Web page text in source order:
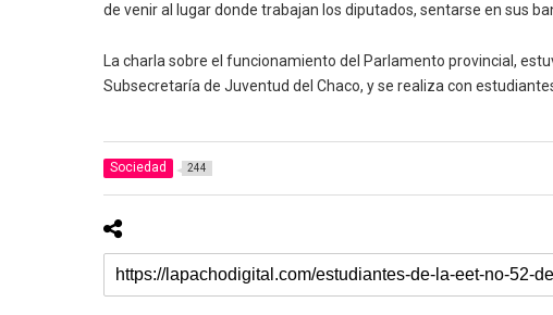
de venir al lugar donde trabajan los diputados, sentarse en sus
La charla sobre el funcionamiento del Parlamento provincial,
Subsecretaría de Juventud del Chaco, y se realiza con
Sociedad 244